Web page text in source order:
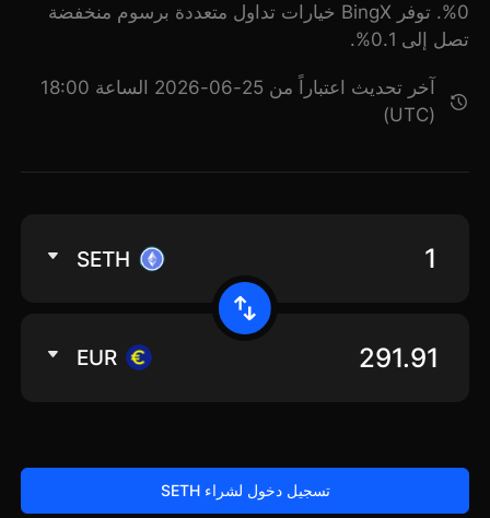
0%. توفر BingX خيارات تداول متعددة برسوم منخفضة
تصل إلى 0.1%.
آخر تحديث اعتباراً من 25-06-2026 الساعة 18:00
(UTC)
SETH
EUR
تسجيل دخول لشراء SETH